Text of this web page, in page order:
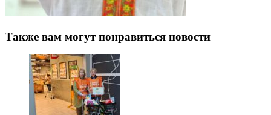
Также вам могут понравиться новости